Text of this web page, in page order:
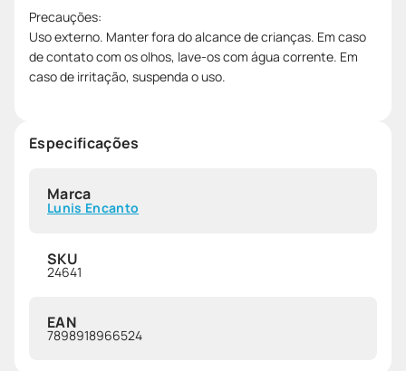
Precauções:
Uso externo. Manter fora do alcance de crianças. Em caso
de contato com os olhos, lave-os com água corrente. Em
caso de irritação, suspenda o uso.
Especificações
Marca
Lunis Encanto
SKU
24641
EAN
7898918966524